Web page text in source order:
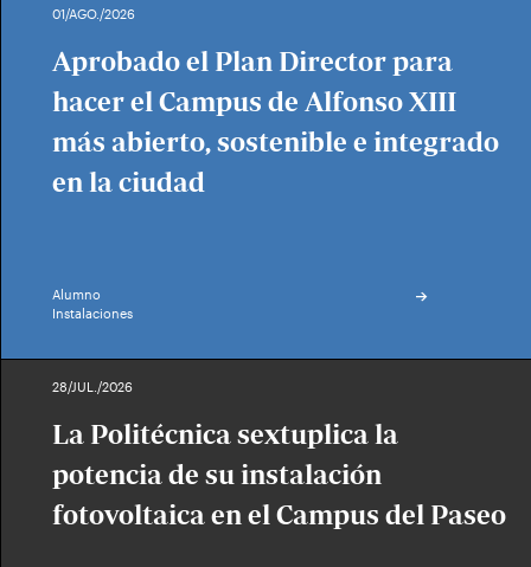
01/AGO./2026
Aprobado el Plan Director para
hacer el Campus de Alfonso XIII
más abierto, sostenible e integrado
en la ciudad
Alumno
Instalaciones
28/JUL./2026
La Politécnica sextuplica la
potencia de su instalación
fotovoltaica en el Campus del Paseo